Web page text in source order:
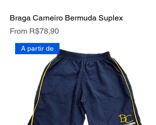
Braga Carneiro Bermuda Suplex
Price
From R$78,90
A partir de